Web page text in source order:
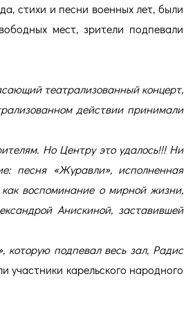
стихи и песни военных лет, были
мест, зрители подпевали
театрализованный концерт,
действии принимали
Но Центру это удалось!!! Ни
песня «Журавли», исполненная
как воспоминание о мирной жизни,
Анискиной, заставившей
подпевал весь зал, Радис
участники карельского народного